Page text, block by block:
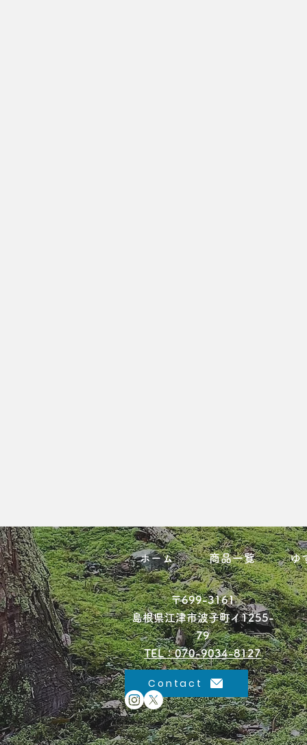
ホーム 商品一覧 ゆ
〒699-3161
島根県江津市波子町イ1255-
79
TEL：070-9034-8127
Contact